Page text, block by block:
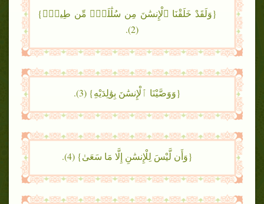
{وَلَقَدْ خَلَقْنَا ٱلْإِنسَٰنَ مِن سُلَٰلَةٍۢ مِّن طِينٍۢ}
(2).
{وَوَصَّيْنَا ٱلْإِنسَٰنَ بِوَٰلِدَيْهِ} (3).
{وَأَن لَّيْسَ لِلْإِنسَٰنِ إِلَّا مَا سَعَىٰ} (4).